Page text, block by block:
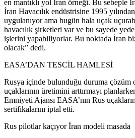
en mantıklı yol İran örneği. Bu sebeple
İran Havacılık endüstrisine 1995
uygulanıyor ama bugün hala uçak
havacılık şirketleri var ve bu sayede
işlerini yapabiliyorlar. Bu noktada İran
olacak” dedi.
EASA’DAN TESCİL HAMLESİ
Rusya içinde bulunduğu duruma çözüm
uçaklarının üretimini arttırmayı
Emniyeti Ajansı EASA’nın Rus
sertifikalarını iptal etti.
Rus pilotlar kaçıyor İran modeli masada